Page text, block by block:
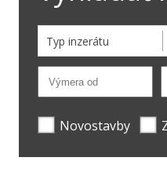
Typ inzerátu
Novostavby